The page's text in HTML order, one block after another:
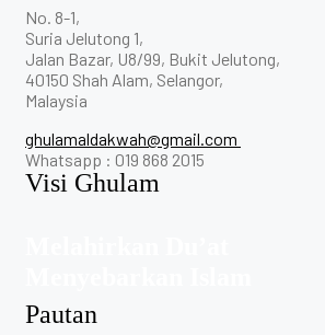
No. 8-1,
Suria Jelutong 1,
Jalan Bazar, U8/99, Bukit Jelutong,
40150 Shah Alam, Selangor,
Malaysia
ghulamaldakwah@gmail.com
Whatsapp : 019 868 2015
Visi Ghulam
Pautan